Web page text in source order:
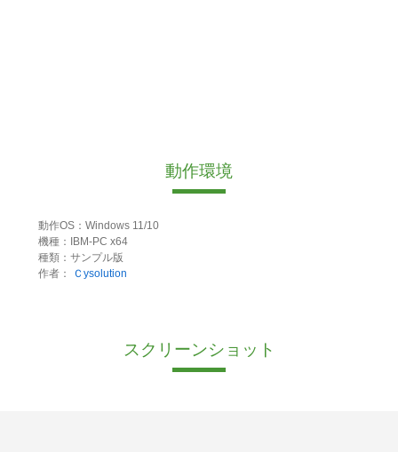
動作環境
動作OS：Windows 11/10
機種：IBM-PC x64
種類：サンプル版
作者：
Ｃysolution
スクリーンショット